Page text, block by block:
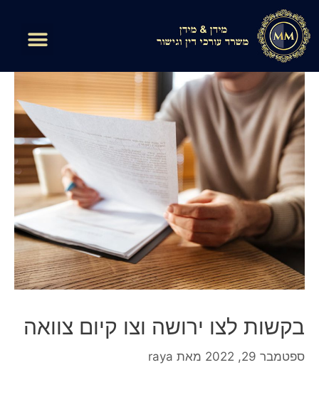
בקשות לצו ירושה וצו קיום צוואה
ספטמבר 29, 2022 מאת raya